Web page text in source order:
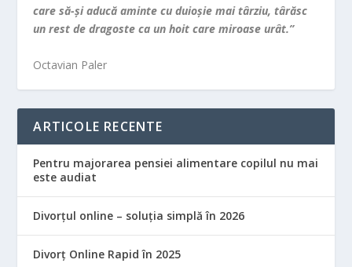
care să-şi aducă aminte cu duioşie mai târziu, târăsc
un rest de dragoste ca un hoit care miroase urât.”
Octavian Paler
ARTICOLE RECENTE
Pentru majorarea pensiei alimentare copilul nu mai
este audiat
Divorțul online – soluția simplă în 2026
Divorț Online Rapid în 2025